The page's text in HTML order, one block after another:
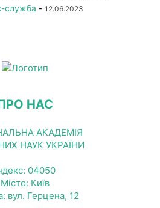
служба - 12.06.2023
НАС
АКАДЕМІЯ
НАУК УКРАЇНИ
04050
Місто: Київ
вул. Герцена, 12